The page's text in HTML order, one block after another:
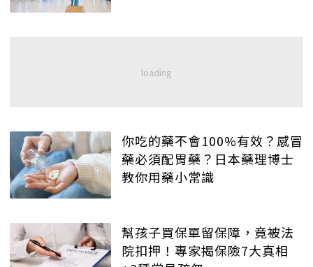
你吃的藥不會100%有效？感冒
藥必須配胃藥？日本藥理博士
教你用藥小常識
幫孩子買保單留保障，竟被法
院扣押！專家揭保險7大真相